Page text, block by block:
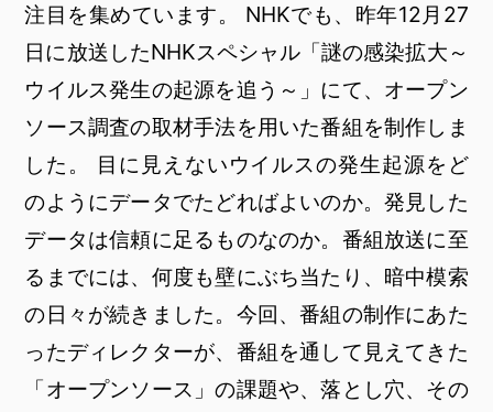
注目を集めています。 NHKでも、昨年12月27
日に放送したNHKスペシャル「謎の感染拡大～
ウイルス発生の起源を追う～」にて、オープン
ソース調査の取材手法を用いた番組を制作しま
した。 目に見えないウイルスの発生起源をど
のようにデータでたどればよいのか。発見した
データは信頼に足るものなのか。番組放送に至
るまでには、何度も壁にぶち当たり、暗中模索
の日々が続きました。今回、番組の制作にあた
ったディレクターが、番組を通して見えてきた
「オープンソース」の課題や、落とし穴、その